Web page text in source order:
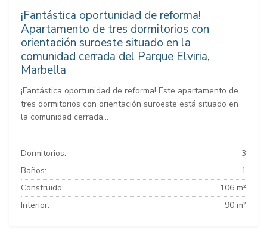
¡Fantástica oportunidad de reforma!
Apartamento de tres dormitorios con
orientación suroeste situado en la
comunidad cerrada del Parque Elviria,
Marbella
¡Fantástica oportunidad de reforma! Este apartamento de
tres dormitorios con orientación suroeste está situado en
la comunidad cerrada...
Dormitorios:
3
Baños:
1
Construido:
106 m²
Interior:
90 m²